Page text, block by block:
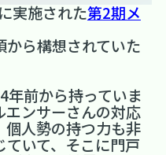
実施された第2期メ
から構想されていた
年前から持っていま
エンサーさんの対応
人勢の持つ力も非
いて、そこに門戸